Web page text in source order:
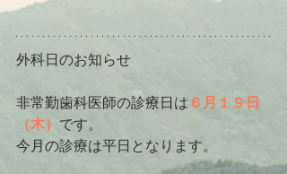
外科日のお知らせ
非常勤歯科医師の診療日は ６月１９日
（木） です。
今月の診療は平日となります。